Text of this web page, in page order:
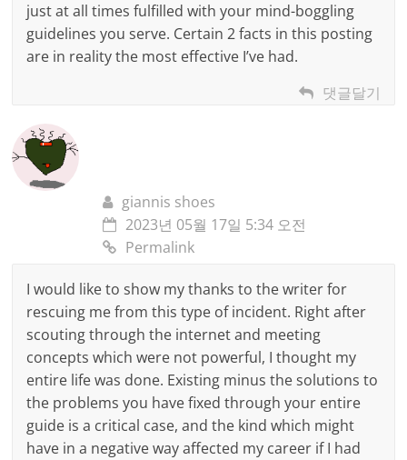
just at all times fulfilled with your mind-boggling
guidelines you serve. Certain 2 facts in this posting
are in reality the most effective I’ve had.
댓글달기
giannis shoes
2023년 05월 17일 5:34 오전
Permalink
I would like to show my thanks to the writer for
rescuing me from this type of incident. Right after
scouting through the internet and meeting
concepts which were not powerful, I thought my
entire life was done. Existing minus the solutions to
the problems you have fixed through your entire
guide is a critical case, and the kind which might
have in a negative way affected my career if I had